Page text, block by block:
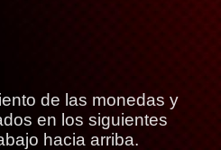
de las monedas y
en los siguientes
hacia arriba.